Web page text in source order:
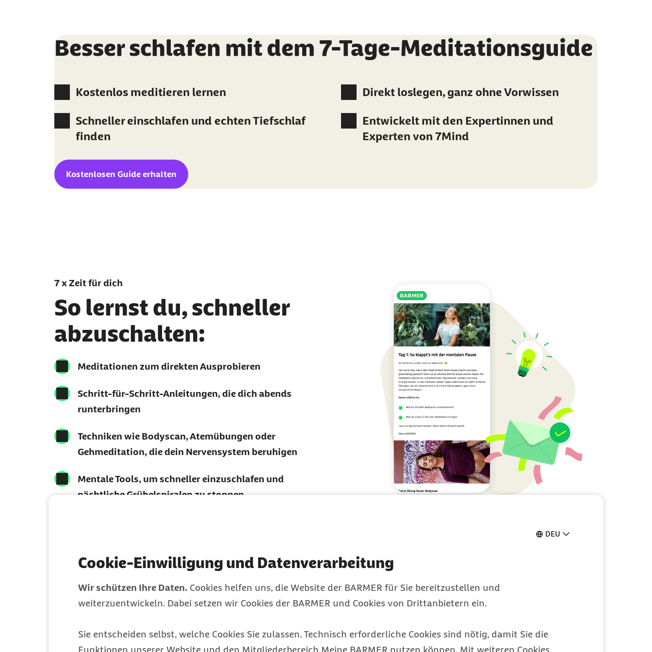
DEU
Cookie-Einwilligung und Datenverarbeitung
Wir schützen Ihre Daten. Cookies helfen uns, die Website der BARMER für Sie bereitzustellen und
weiterzuentwickeln. Dabei setzen wir Cookies der BARMER und Cookies von Drittanbietern ein.
Sie entscheiden selbst, welche Cookies Sie zulassen. Technisch erforderliche Cookies sind nötig, damit Sie die
Funktionen unserer Website und den Mitgliederbereich Meine BARMER nutzen können. Mit weiteren Cookies
Besser schlafen mit dem 7-Tage-Meditationsguide
Kostenlos meditieren lernen Direkt loslegen, ganz ohne Vorwissen
Schneller einschlafen und echten Tiefschlaf
finden
Entwickelt mit den Expertinnen und
Experten von 7Mind
Kostenlosen Guide erhalten
7 x Zeit für dich
So lernst du, schneller
abzuschalten:
Meditationen zum direkten Ausprobieren
Schritt-für-Schritt‑Anleitungen, die dich abends
runterbringen
Techniken wie Bodyscan, Atemübungen oder
Gehmeditation, die dein Nervensystem beruhigen
Mentale Tools, um schneller einzuschlafen und
nächtliche Grübelspiralen zu stoppen
Meditationsguide